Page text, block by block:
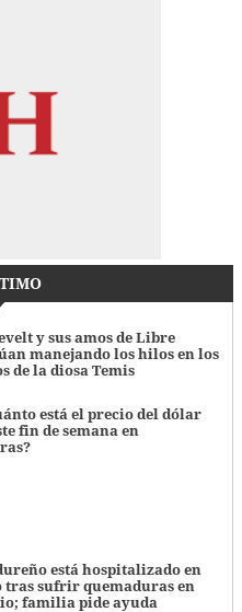
y sus amos de Libre
manejando los hilos en los
de la diosa Temis
está el precio del dólar
fin de semana en
está hospitalizado en
tras sufrir quemaduras en
familia pide ayuda